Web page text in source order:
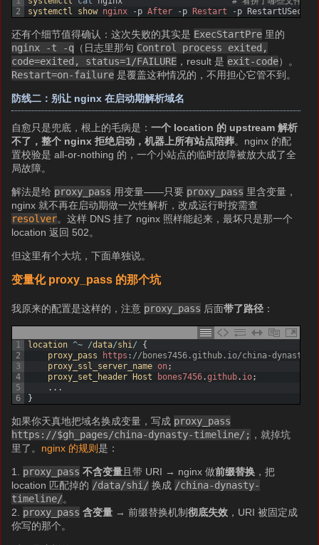
2
systemctl show nginx -p After -p Restart -p RestartUSec
还有个细节值得确认：这次失败的其实是 ExecStartPre 里的
nginx -t -q （日志里那句 Control process exited,
code=exited, status=1/FAILURE ，result 是 exit-code）。
Restart=on-failure 是覆盖这种情况的，不用担心它管不到。
防线二：别让 nginx 在启动期解析域名
自愈只是兜底，根上的毛病是：一个 location 的 upstream 解析
不了，整个 nginx 拒绝启动，机器上所有站点陪葬。nginx 的配
置校验是 all-or-nothing 的，一个小站点的临时故障被放大成了全
局故障。
解法是给 proxy_pass 用变量——只要 proxy_pass 里含变量，
nginx 就不再在启动期做一次性解析，改成运行时按需查
resolver。这样 DNS 挂了 nginx 照样能起来，最坏只是那一个
location 返回 502。
但这里有个大坑，下面单独说。
变量化 proxy_pass 的那个坑
我原来的配置是这样的，注意 proxy_pass 后面带了路径 ：
1
2
3
4
5
6
location ^~ /data/shi /
{
proxy_pass
https : //bones7456.github.io/china-
proxy_ssl_server_name on;
proxy_set_header Host bones7456.github. io;
. . .
}
如果你天真地把域名换成变量，写成 proxy_pass
https://$gh_pages/china-dynasty-timeline/; ，就掉坑
里了。 nginx 的规则是：
1. proxy_pass 不含变量且带 URI → nginx 做前缀替换 ，把
location 匹配掉的 /data/shi/ 换成 /china-dynasty-
timeline/。
2. proxy_pass 含变量 → 前缀替换机制彻底失效 ，URI 被固定成
你写的那个。